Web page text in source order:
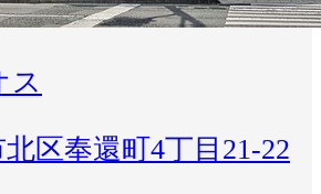
ス
区奉還町4丁目21-22